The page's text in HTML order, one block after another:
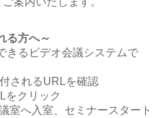
る方へ～
きるビデオ会議システムで
されるURLを確認
をクリック
室へ入室、セミナースタート